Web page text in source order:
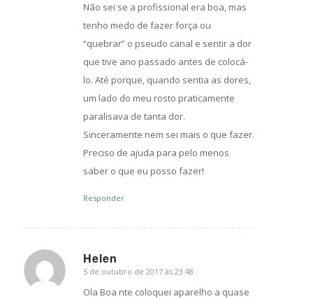
Não sei se a profissional era boa, mas
tenho medo de fazer força ou
“quebrar” o pseudo canal e sentir a dor
que tive ano passado antes de colocá-
lo. Até porque, quando sentia as dores,
um lado do meu rosto praticamente
paralisava de tanta dor.
Sinceramente nem sei mais o que fazer.
Preciso de ajuda para pelo menos
saber o que eu posso fazer!
Responder
Helen
s
ays:
5 de outubro de 2017 às 23:48
Ola Boa nte coloquei aparelho a quase